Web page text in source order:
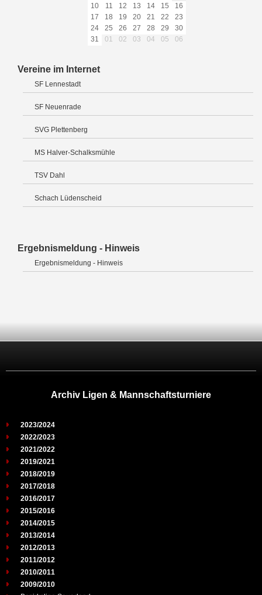
10
11 12 13 14 15
16
17
18 19 20 21 22
23
24
25 26 27 28 29
30
31
01 02 03 04 05 06
Vereine im Internet
SF Lennestadt
SF Neuenrade
SVG Plettenberg
MS Halver-Schalksmühle
TSV Dahl
Schach Lüdenscheid
Ergebnismeldung - Hinweis
Ergebnismeldung - Hinweis
Archiv Ligen & Mannschaftsturniere
2023/2024
2022/2023
2021/2022
2019/2021
2018/2019
2017/2018
2016/2017
2015/2016
2014/2015
2013/2014
2012/2013
2011/2012
2010/2011
2009/2010